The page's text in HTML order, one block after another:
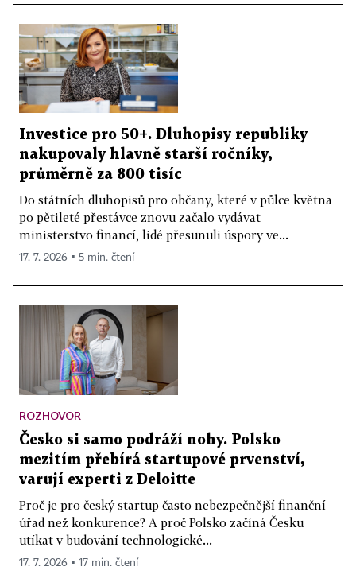
Investice pro 50+. Dluhopisy republiky
nakupovaly hlavně starší ročníky,
průměrně za 800 tisíc
Do státních dluhopisů pro občany, které v půlce května
po pětileté přestávce znovu začalo vydávat
ministerstvo financí, lidé přesunuli úspory ve...
17. 7. 2026 ▪ 5 min. čtení
ROZHOVOR
Česko si samo podráží nohy. Polsko
mezitím přebírá startupové prvenství,
varují experti z Deloitte
Proč je pro český startup často nebezpečnější finanční
úřad než konkurence? A proč Polsko začíná Česku
utíkat v budování technologické...
17. 7. 2026 ▪ 17 min. čtení